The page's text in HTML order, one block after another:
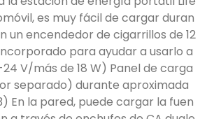
es muy fácil de cargar duran
un encendedor de cigarrillos de 12
para ayudar a usarlo a
24 V/más de 18 W) Panel de carga
separado) durante aproximada
En la pared, puede cargar la fuen